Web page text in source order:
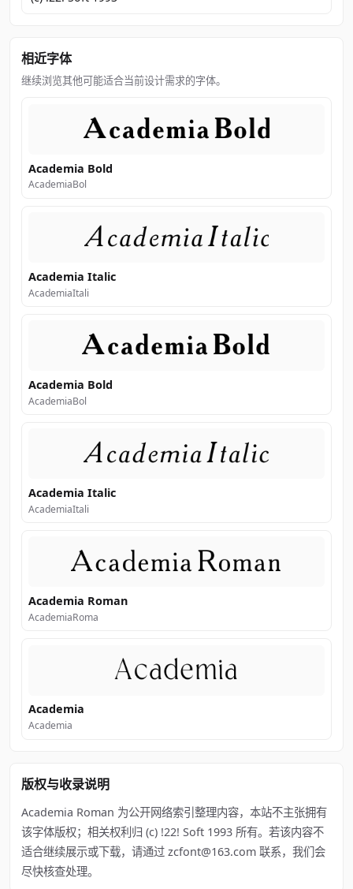
相近字体
继续浏览其他可能适合当前设计需求的字体。
Academia Bold
AcademiaBol
Academia Italic
AcademiaItali
Academia Bold
AcademiaBol
Academia Italic
AcademiaItali
Academia Roman
AcademiaRoma
Academia
Academia
版权与收录说明
Academia Roman 为公开网络索引整理内容，本站不主张拥有
该字体版权；相关权利归 (c) !22! Soft 1993 所有。若该内容不
适合继续展示或下载，请通过 zcfont@163.com 联系，我们会
尽快核查处理。